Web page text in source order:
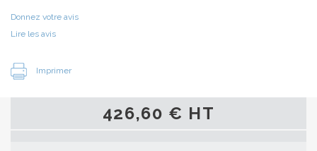
Donnez votre avis
Lire les avis
Imprimer
426,60 € HT